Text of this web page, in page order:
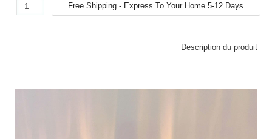
Description du produit